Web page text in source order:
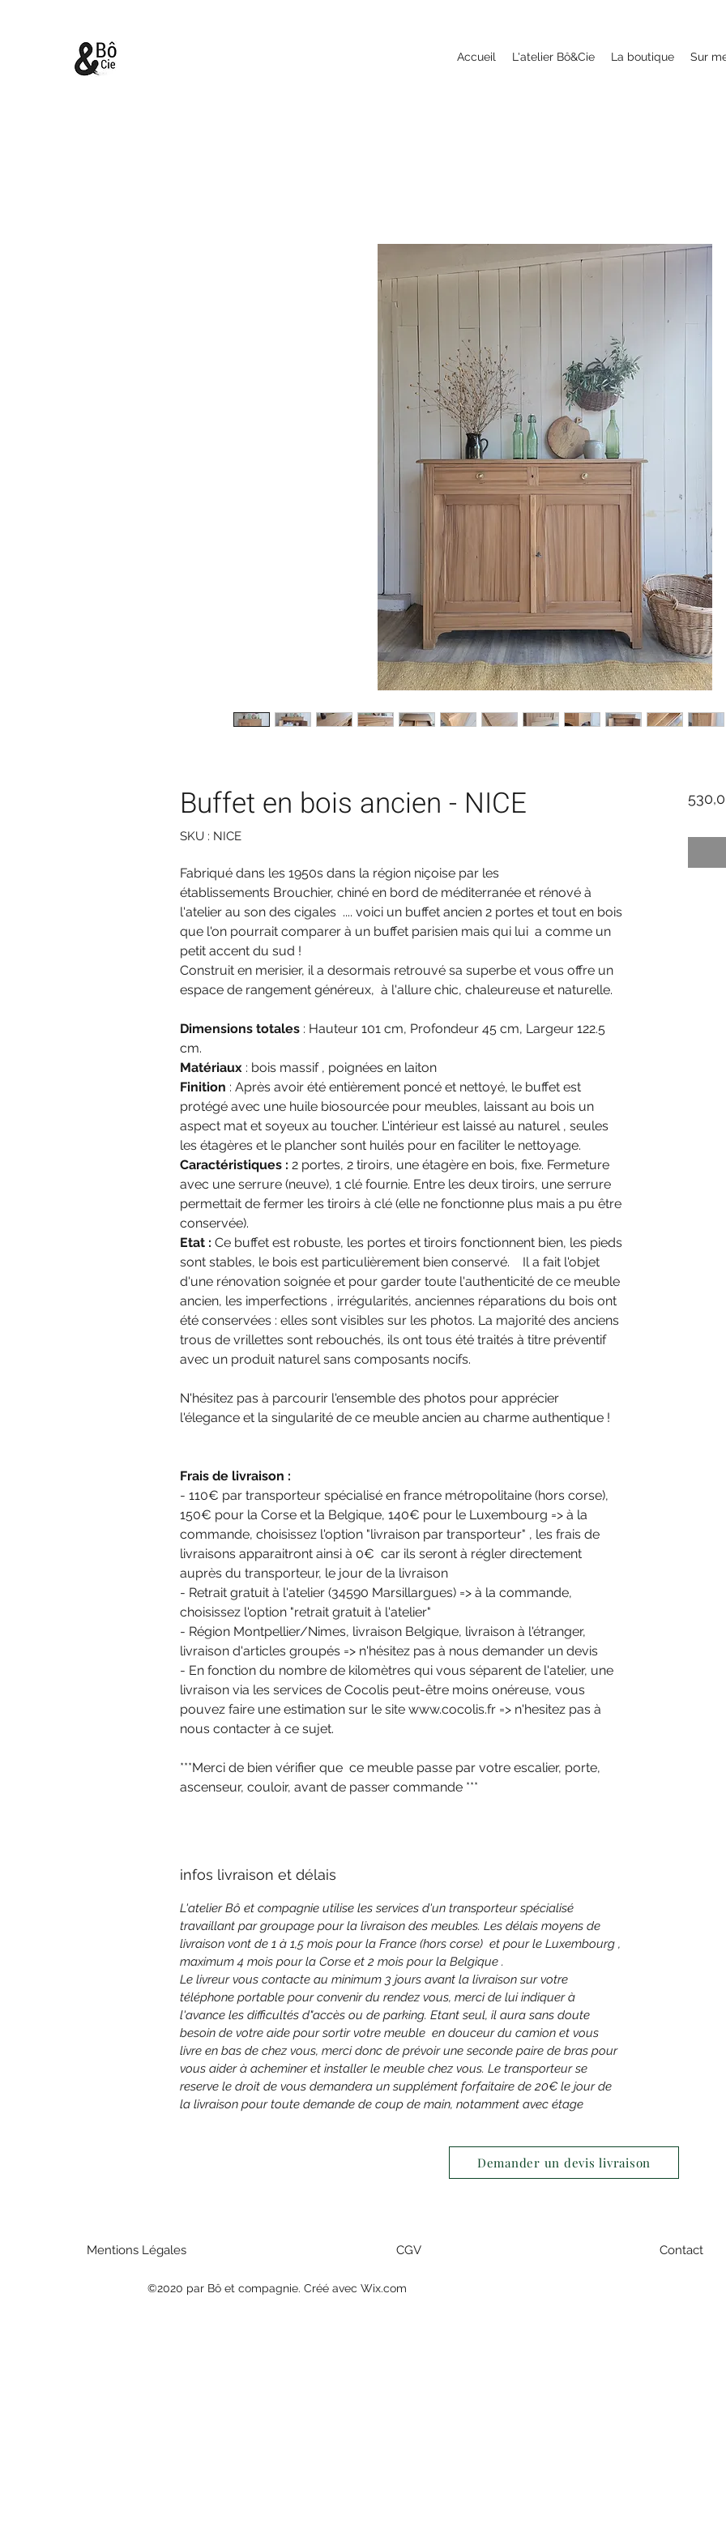
Accueil L'atelier Bô&Cie La boutique Sur
Buffet en bois ancien - NICE
SKU : NICE
Fabriqué dans les 1950s dans la région niçoise par les
établissements Brouchier, chiné en bord de méditerranée et rénové à
l'atelier au son des cigales .... voici un buffet ancien 2 portes et tout en bois
que l'on pourrait comparer à un buffet parisien mais qui lui a comme un
petit accent du sud !
Construit en merisier, il a desormais retrouvé sa superbe et vous offre un
espace de rangement généreux, à l'allure chic, chaleureuse et naturelle.
Dimensions totales : Hauteur 101 cm, Profondeur 45 cm, Largeur 122.5
cm.
Matériaux : bois massif , poignées en laiton
Finition : Après avoir été entièrement poncé et nettoyé, le buffet est
protégé avec une huile biosourcée pour meubles, laissant au bois un
aspect mat et soyeux au toucher. L'intérieur est laissé au naturel , seules
les étagères et le plancher sont huilés pour en faciliter le nettoyage.
Caractéristiques : 2 portes, 2 tiroirs, une étagère en bois, fixe. Fermeture
avec une serrure (neuve), 1 clé fournie. Entre les deux tiroirs, une serrure
permettait de fermer les tiroirs à clé (elle ne fonctionne plus mais a pu être
conservée).
Etat : Ce buffet est robuste, les portes et tiroirs fonctionnent bien, les pieds
sont stables, le bois est particulièrement bien conservé. Il a fait l'objet
d'une rénovation soignée et pour garder toute l'authenticité de ce meuble
ancien, les imperfections , irrégularités, anciennes réparations du bois ont
été conservées : elles sont visibles sur les photos. La majorité des anciens
trous de vrillettes sont rebouchés, ils ont tous été traités à titre préventif
avec un produit naturel sans composants nocifs.
N'hésitez pas à parcourir l'ensemble des photos pour apprécier
l'élegance et la singularité de ce meuble ancien au charme authentique !
Frais de livraison :
- 110€ par transporteur spécialisé en france métropolitaine (hors corse),
150€ pour la Corse et la Belgique, 140€ pour le Luxembourg => à la
commande, choisissez l'option "livraison par transporteur" , les frais de
livraisons apparaitront ainsi à 0€ car ils seront à régler directement
auprès du transporteur, le jour de la livraison
- Retrait gratuit à l'atelier (34590 Marsillargues) => à la commande,
choisissez l'option "retrait gratuit à l'atelier"
- Région Montpellier/Nimes, livraison Belgique, livraison à l'étranger,
livraison d'articles groupés => n'hésitez pas à nous demander un devis
- En fonction du nombre de kilomètres qui vous séparent de l'atelier, une
livraison via les services de Cocolis peut-être moins onéreuse, vous
pouvez faire une estimation sur le site www.cocolis.fr => n'hesitez pas à
nous contacter à ce sujet.
***Merci de bien vérifier que ce meuble passe par votre escalier, porte,
ascenseur, couloir, avant de passer commande ***
infos livraison et délais
L'atelier Bô et compagnie utilise les services d'un transporteur spécialisé
travaillant par groupage pour la livraison des meubles. Les délais moyens de
livraison vont de 1 à 1,5 mois pour la France (hors corse) et pour le Luxembourg ,
maximum 4 mois pour la Corse et 2 mois pour la Belgique .
Le livreur vous contacte au minimum 3 jours avant la livraison sur votre
téléphone portable pour convenir du rendez vous, merci de lui indiquer à
l'avance les difficultés d"accès ou de parking. Etant seul, il aura sans doute
besoin de votre aide pour sortir votre meuble en douceur du camion et vous
livre en bas de chez vous, merci donc de prévoir une seconde paire de bras pour
vous aider à acheminer et installer le meuble chez vous. Le transporteur se
reserve le droit de vous demandera un supplément forfaitaire de 20€ le jour de
la livraison pour toute demande de coup de main, notamment avec étage
Demander un devis livraison
Mentions Légales CGV Contact
©2020 par Bô et compagnie. Créé avec Wix.com